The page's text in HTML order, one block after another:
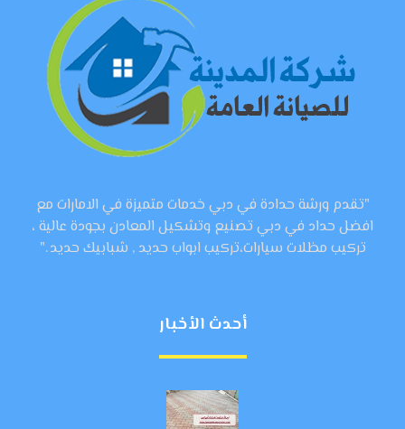
"تقدم ورشة حدادة في دبي خدمات متميزة في الامارات مع
افضل حداد في دبي تصنيع وتشكيل المعادن بجودة عالية ،
تركيب مظلات سيارات،تركيب ابواب حديد , شبابيك حديد ."
أحدث الأخبار